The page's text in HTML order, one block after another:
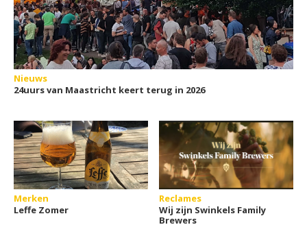
Nieuws
24uurs van Maastricht keert terug in 2026
Merken
Leffe Zomer
Reclames
Wij zijn Swinkels Family
Brewers